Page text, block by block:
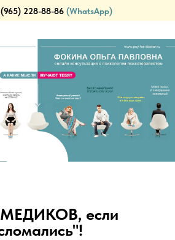
(965) 228-88-86 (WhatsApp)
если